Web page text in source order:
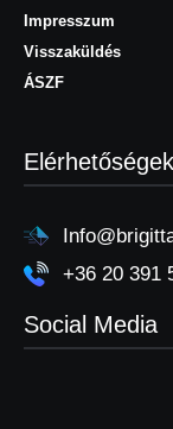
Impresszum
Visszaküldés
ÁSZF
Elérhetőségek
+36 20 391
Social Media